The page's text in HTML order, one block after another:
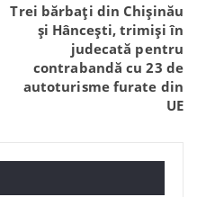
Trei bărbați din Chișinău
și Hâncești, trimiși în
judecată pentru
contrabandă cu 23 de
autoturisme furate din
UE